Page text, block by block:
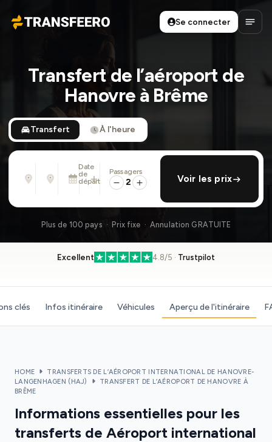
Transfeero
Se connecter
Transfert de l’aéroport de
Hanovre à Brême
Transfert À l'heure
Adresse, aéroport, hôtel, ...
Adresse, aéroport, hôtel, ...
Date
de
départ
Mer. 12 Août · 01:45 PM
ajouter retour
Passagers
2 Voir les prix
Plus de 100 pays · Prix fixe · Annulation GRATUITE
Excellent 4.8/5 · Trustpilot
clés Infos itinéraire Véhicules Aperçu de l'itinéraire
HOME
TRANSFERTS DE L’AÉROPORT INTERNATIONAL DE HANOVRE-
LANGENHAGEN (HAJ)
TRANSFERT DE L’AÉROPORT DE HANOVRE À
BRÊME
Informations essentielles pour les
transferts de Aéroport international